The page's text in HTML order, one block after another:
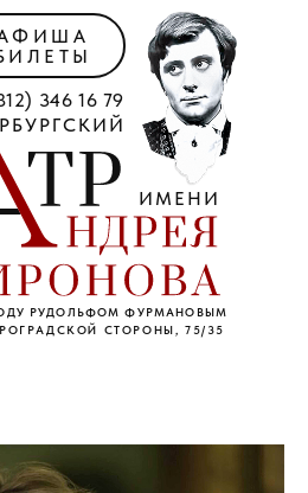
ИМЕНИ
РУДОЛЬФОМ ФУРМАНОВЫМ
346 16 79
СТОРОНЫ, 75/35